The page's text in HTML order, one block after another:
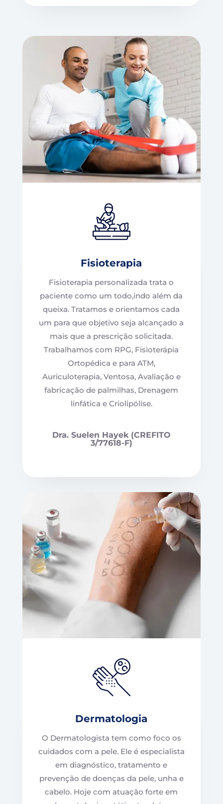
Fisioterapia
Fisioterapia personalizada trata o
paciente como um todo,indo além da
queixa. Tratamos e orientamos cada
um para que objetivo seja alcançado a
mais que a prescrição solicitada.
Trabalhamos com RPG, Fisioterápia
Ortopédica e para ATM,
Auriculoterapia, Ventosa, Avaliação e
fabricação de palmilhas, Drenagem
linfática e Criolipólise.
Dra. Suelen Hayek (CREFITO
3/77618-F)
Dermatologia
O Dermatologista tem como foco os
cuidados com a pele. Ele é especialista
em diagnóstico, tratamento e
prevenção de doenças da pele, unha e
cabelo. Hoje com atuação forte em